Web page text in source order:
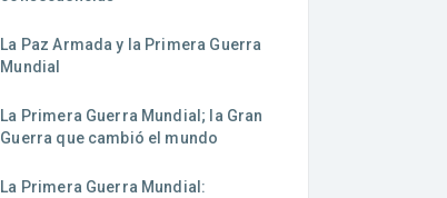
La Paz Armada y la Primera Guerra
Mundial
La Primera Guerra Mundial; la Gran
Guerra que cambió el mundo
La Primera Guerra Mundial: